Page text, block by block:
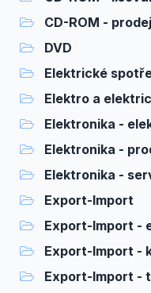
CD-ROM -
DVD
Elektrické
Elektro a
Elektronika -
Elektronika -
Elektronika -
Export-Import
Export-Import -
Export-Import -
Export-Import -